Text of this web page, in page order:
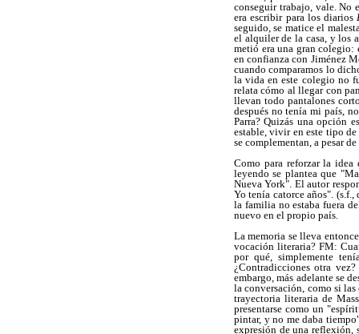
conseguir trabajo, vale. No
era escribir para los diarios
seguido, se matice el
el alquiler de la casa, y los
metió era una gran colegio:
en confianza con Jiménez
cuando comparamos lo
la vida en este colegio no
relata cómo al llegar con
llevan todo pantalones
después no tenía mi país,
Parra? Quizás una opción
estable, vivir en este tipo
se complementan, a pesar
Como para reforzar la
leyendo se plantea que
Nueva York". El autor
Yo tenía catorce años".
la familia no estaba fuera
nuevo en el propio país.
La memoria se lleva
vocación literaria? FM:
por qué, simplemente
¿Contradicciones otra
embargo, más adelante se
la conversación, como si
trayectoria literaria de
presentarse como un
pintar, y no me daba
expresión de una reflexión,